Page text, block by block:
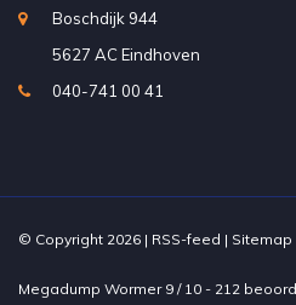
Boschdijk 944
5627 AC Eindhoven
040-741 00 41
© Copyright 2026 | RSS-feed | Sitemap
Megadump Wormer 9 / 10 - 212